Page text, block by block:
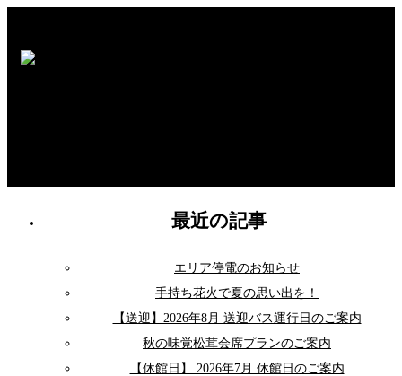
最近の記事
エリア停電のお知らせ
手持ち花火で夏の思い出を！
【送迎】2026年8月 送迎バス運行日のご案内
秋の味覚松茸会席プランのご案内
【休館日】 2026年7月 休館日のご案内